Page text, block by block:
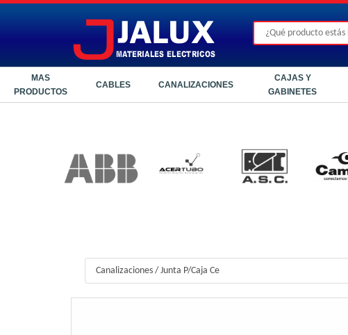
MAS
PRODUCTOS
CABLES CANALIZACIONES
CAJAS Y
GABINETES
Canalizaciones / Junta P/Caja Ce